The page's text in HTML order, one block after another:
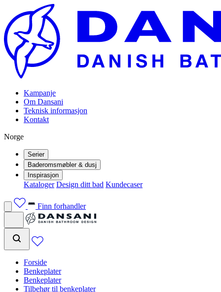
Kampanje
Om Dansani
Teknisk informasjon
Kontakt
Norge
Serier
Baderomsmøbler & dusj
Inspirasjon
Kataloger Design ditt bad Kundecaser
Finn forhandler
Forside
Benkeplater
Benkeplater
Tilbehør til benkeplater